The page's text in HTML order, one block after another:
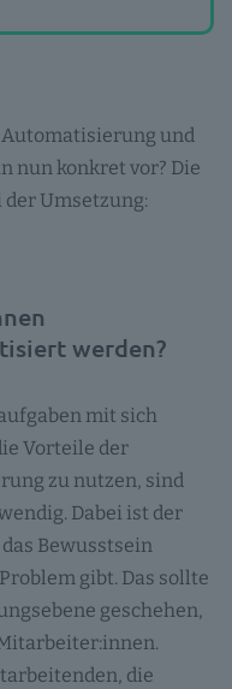
und
nun konkret vor? Die
Umsetzung:
werden?
mit sich
Vorteile der
zu nutzen, sind
Dabei ist der
Bewusstsein
gibt. Das sollte
geschehen,
die